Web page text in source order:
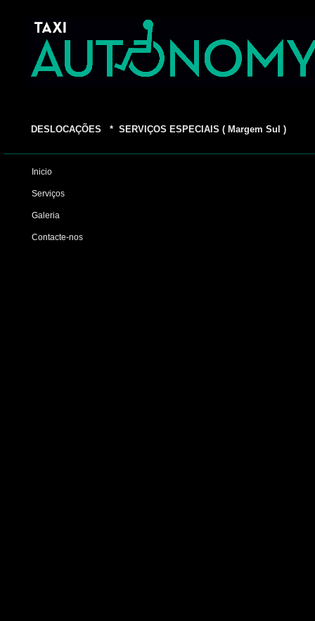
DESLOCAÇÕES * SERVIÇOS ESPECIAIS ( Margem Sul )
Inicio
Serviços
Contacte-nos
Galeria